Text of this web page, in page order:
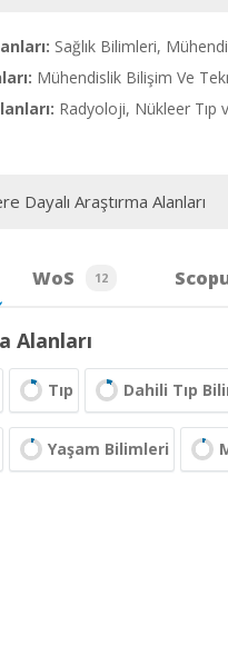
Sağlık Bilimleri,
Mühendislik Bilişim Ve
Radyoloji, Nükleer Tıp
Dayalı Araştırma Alanları
WoS 12
Alanları
Tıp Dahili Tıp
Yaşam Bilimleri